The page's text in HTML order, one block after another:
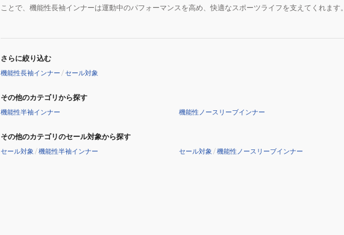
ことで、機能性長袖インナーは運動中のパフォーマンスを高め、快適なスポーツライフを支えてくれます。
さらに絞り込む
機能性長袖インナー /セール対象
その他のカテゴリから探す
機能性半袖インナー 機能性ノースリーブインナー
その他のカテゴリのセール対象から探す
セール対象 /機能性半袖インナー セール対象 /機能性ノースリーブインナー